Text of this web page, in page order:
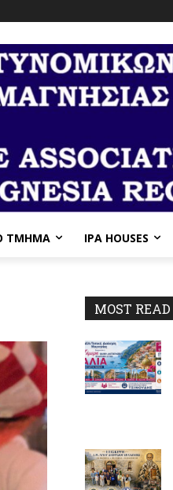
ΤΜΉΜΑ IPA HOUSES
MOST READ